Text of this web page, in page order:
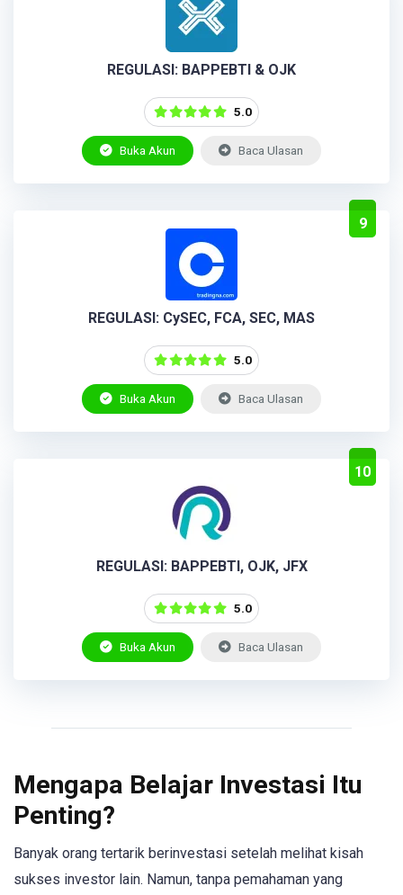
REGULASI: BAPPEBTI & OJK
5.0
Buka Akun Baca Ulasan
9
REGULASI: CySEC, FCA, SEC, MAS
5.0
Buka Akun Baca Ulasan
10
REGULASI: BAPPEBTI, OJK, JFX
5.0
Buka Akun Baca Ulasan
Mengapa Belajar Investasi Itu
Penting?
Banyak orang tertarik berinvestasi setelah melihat kisah
sukses investor lain. Namun, tanpa pemahaman yang